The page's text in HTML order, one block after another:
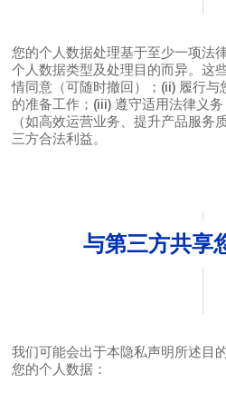
您的个人数据处理基于至少一项法
个人数据类型及处理目的而异。这
情同意（可随时撤回）；(ii) 履行
的准备工作；(iii) 遵守适用法律义
（如高效运营业务、提升产品服务
三方合法利益。
与第三方共享
我们可能会出于本隐私声明所述目
您的个人数据：